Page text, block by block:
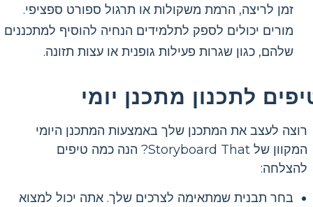
זמן לריצה, הרמת משקולות או תרגול ספורט ספציפי.
מורים יכולים לספק לתלמידים הנחיה להוסיף למתכננים
שלהם, כגון שגרות פעילות גופנית או עצות תזונה.
לתכנון מתכנן יומי
רוצה לעצב את המתכנן שלך באמצעות המתכנן היומי
המקוון של Storyboard That? הנה כמה טיפים
להצלחה:
בחר תבנית שמתאימה לצרכים שלך. אתה יכול למצוא